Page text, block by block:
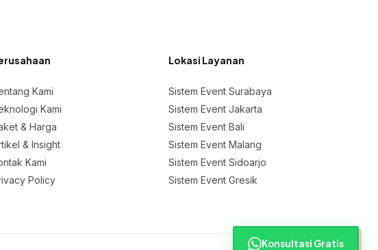
Kami
Kami
& Harga
& Insight
Kami
Policy
Lokasi Layanan
Sistem Event Surabaya
Sistem Event Jakarta
Sistem Event Bali
Sistem Event Malang
Sistem Event Sidoarjo
Sistem Event Gresik
Konsultasi Gratis